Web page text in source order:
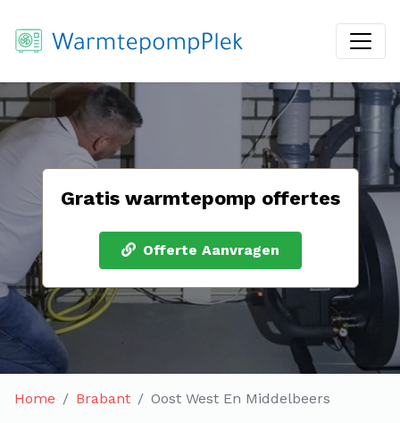
Gratis warmtepomp offertes
Offerte Aanvragen
Home Brabant Oost West En Middelbeers